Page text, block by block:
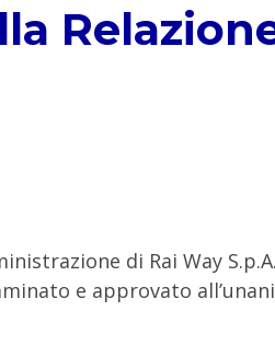
di Rai Way
e approvato